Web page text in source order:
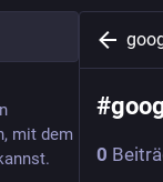
mit dem
#
0